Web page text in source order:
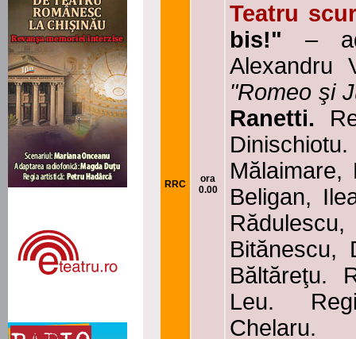
RRC
ora
0.00
Teatru
bis!" –
Alexandru
"Romeo şi
Ranetti.
Mălaimare,
Beligan,
Bitănescu,
Băltăreţu.
Leu.